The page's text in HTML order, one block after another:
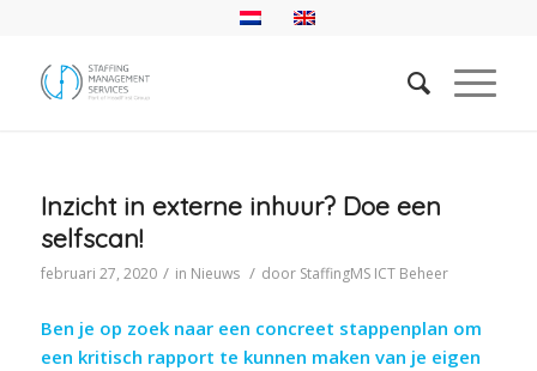
Inzicht in externe inhuur? Doe een
selfscan!
februari 27, 2020 / in Nieuws / door StaffingMS ICT Beheer
Ben je op zoek naar een concreet stappenplan om
een kritisch rapport te kunnen maken van je eigen